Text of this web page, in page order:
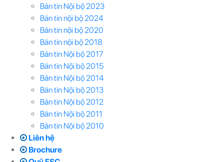
Bản tin Nội bộ 2023
Bản tin nội bộ 2024
Bản tin nội bộ 2020
Bản tin nội bộ 2018
Bản tin Nội bộ 2017
Bản tin Nội bộ 2015
Bản tin Nội bộ 2014
Bản tin Nội bộ 2013
Bản tin Nội bộ 2012
Bản tin Nội bộ 2011
Bản tin Nội bộ 2010
Liên hệ
Brochure